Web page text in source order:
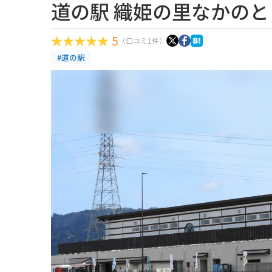
道の駅 織姫の里なかのと
5 （口コミ1件）
#道の駅